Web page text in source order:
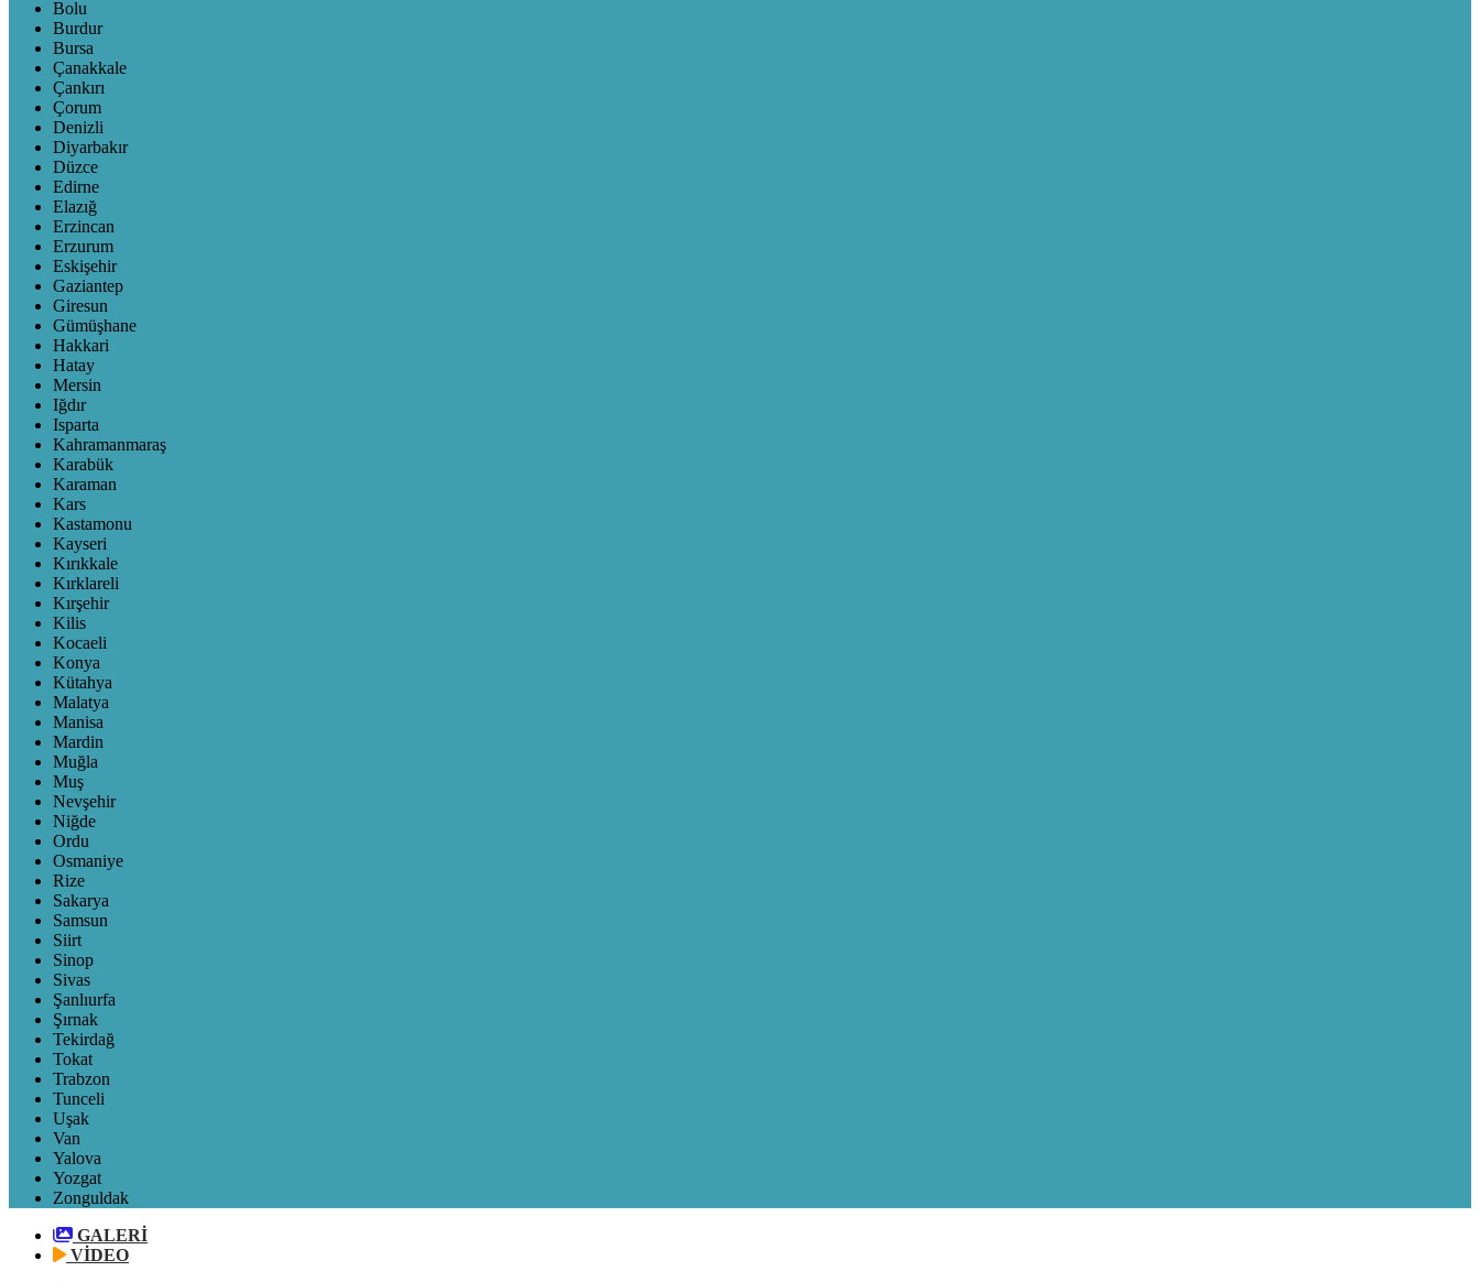
Bolu
Burdur
Bursa
Çanakkale
Çankırı
Çorum
Denizli
Diyarbakır
Düzce
Edirne
Elazığ
Erzincan
Erzurum
Eskişehir
Gaziantep
Giresun
Gümüşhane
Hakkari
Hatay
Mersin
Iğdır
Isparta
Kahramanmaraş
Karabük
Karaman
Kars
Kastamonu
Kayseri
Kırıkkale
Kırklareli
Kırşehir
Kilis
Kocaeli
Konya
Kütahya
Malatya
Manisa
Mardin
Muğla
Muş
Nevşehir
Niğde
Ordu
Osmaniye
Rize
Sakarya
Samsun
Siirt
Sinop
Sivas
Şanlıurfa
Şırnak
Tekirdağ
Tokat
Trabzon
Tunceli
Uşak
Van
Yalova
Yozgat
Zonguldak
GALERİ
VİDEO